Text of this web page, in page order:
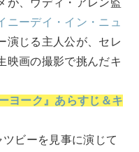
ニーデイ・イン・ニュ
演じる主人公が、セレ
映画の撮影で挑んだキ
ヨーク』あらすじ＆キ
ツビーを見事に演じて